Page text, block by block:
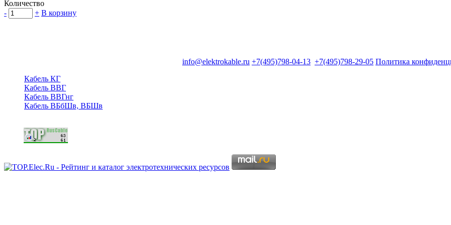
Количество
-
+ В корзину
info@elektrokable.ru +7(495)798-04-13 +7(495)798-29-05 Политика
Кабель КГ
Кабель ВВГ
Кабель ВВГнг
Кабель ВБбШв, ВБШв